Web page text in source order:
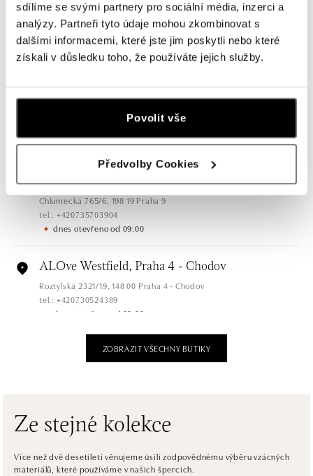
sdílíme se svými partnery pro sociální média, inzerci a
analýzy. Partneři tyto údaje mohou zkombinovat s
dalšími informacemi, které jste jim poskytli nebo které
získali v důsledku toho, že používáte jejich služby.
Povolit vše
Předvolby Cookies
ALOve OC Nový Smíchov, Praha 5
Plzeňská 8, 150 00 Praha 5 - Anděl
tel.: +420736509250
dnes otevřeno od 09:00
ALOve OC Olympia, Brno
U Dálnice 777, 664 42 Brno
dnes otevřeno od 10:00
ALOve Westfield Černý most, Praha 9
Chlumecká 765/6, 198 19 Praha 9
tel.: +420735703904
dnes otevřeno od 09:00
ALOve Westfield, Praha 4 - Chodov
Roztylská 2321/19, 148 00 Praha 4 - Chodov
tel.: +420730524389
dnes otevřeno od 09:00
ALOve OC Aupark, Bratislava
ALOve OC Eurovea, Bratislava
Pribinova 8, 811 09 Bratislava
tel.: +421917090467
ZOBRAZIT VŠECHNY BUTIKY
Ze stejné kolekce
Více než dvě desetiletí věnujeme úsilí zodpovědnému výběru vzácných
materiálů, které používáme v našich špercích.